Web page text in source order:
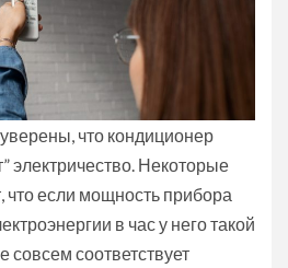
что кондиционер
электричество. Некоторые
что если мощность прибора
в час у него такой
совсем соответствует